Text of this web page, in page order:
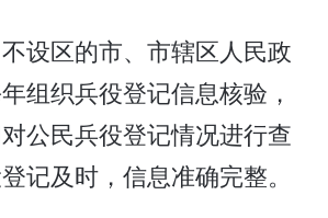
设区的市、市辖区人民政
组织兵役登记信息核验，
公民兵役登记情况进行查
记及时，信息准确完整。